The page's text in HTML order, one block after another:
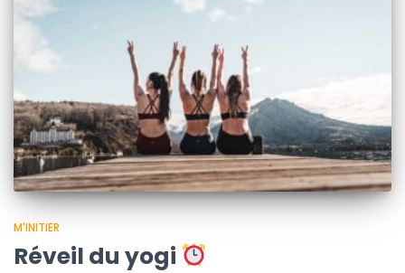
M'INITIER
Réveil du yogi